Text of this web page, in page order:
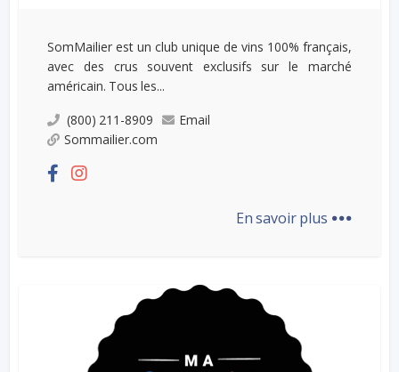
SomMailier est un club unique de vins 100% français,
avec des crus souvent exclusifs sur le marché
américain. Tous les...
(800) 211-8909
Email
Sommailier.com
En savoir plus ...